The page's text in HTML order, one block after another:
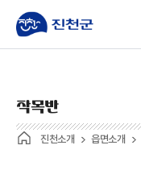
진천소개 읍면소개
작목반